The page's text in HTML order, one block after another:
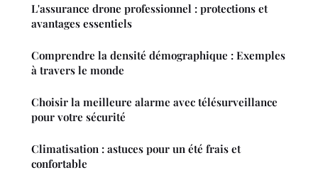
L'assurance drone professionnel : protections et
avantages essentiels
Comprendre la densité démographique : Exemples
à travers le monde
Choisir la meilleure alarme avec télésurveillance
pour votre sécurité
Climatisation : astuces pour un été frais et
confortable